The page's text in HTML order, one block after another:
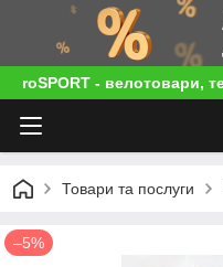
roSPORT - велотовари,
Товари та послуги
–5%